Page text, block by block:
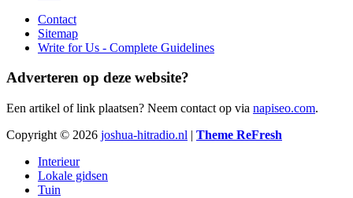
Contact
Sitemap
Write for Us - Complete Guidelines
Adverteren op deze website?
Een artikel of link plaatsen? Neem contact op via napiseo.com.
Copyright © 2026 joshua-hitradio.nl | Theme ReFresh
Interieur
Lokale gidsen
Tuin